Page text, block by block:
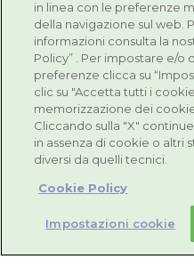
compresse
Resvis Forte XR
glutine. Resvis Forte
è senza glutine, senza
SCOPRI
in linea con le preferenze
della navigazione sul web.
informazioni consulta la
Policy” . Per impostare e/o
preferenze clicca su
clic su "Accetta tutti i
memorizzazione dei
Cliccando sulla "X"
in assenza di cookie o altri
diversi da quelli tecnici.
Cookie Policy
Impostazioni cookie